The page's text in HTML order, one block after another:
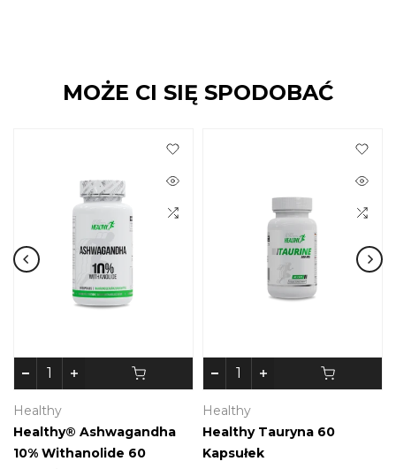
MOŻE CI SIĘ SPODOBAĆ
Healthy
Healthy® Ashwagandha
10% Withanolide 60
Healthy
Healthy Tauryna 60
Kapsułek